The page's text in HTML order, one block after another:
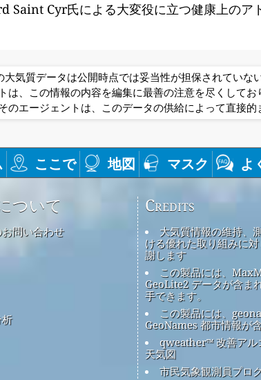
Saint Cyr氏による大変役に立つ健康上のア
大気質データは公開時点では妥当性が担保されていな
は、この情報の内容を編集に最善の注意を尽くして
のエージェントは、このデータの供給によって直接
ここで 地図 マスク よ
ついて
問い合わせ
Credits
大気質情報の維持、
ける優れた取り組みに
謝します
この製品には、
GeoLite2 データが含ま
手できます。
この製品には、
GeoNames 都市情報が
qweather™ 改善アル
天気図
市民気象観測員プロ